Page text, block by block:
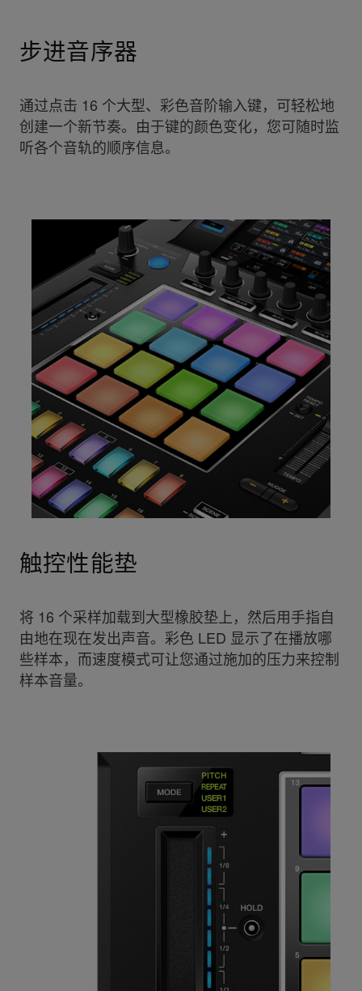
步进音序器
通过点击 16 个大型、彩色音阶输入键，可轻松地
创建一个新节奏。由于键的颜色变化，您可随时监
听各个音轨的顺序信息。
触控性能垫
将 16 个采样加载到大型橡胶垫上，然后用手指自
由地在现在发出声音。彩色 LED 显示了在播放哪
些样本，而速度模式可让您通过施加的压力来控制
样本音量。